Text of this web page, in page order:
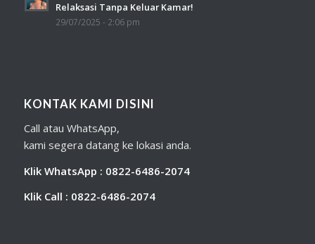
Relaksasi Tanpa Keluar Kamar!
29/07/2025 - 2:06 pm
KONTAK KAMI DISINI
Call atau WhatsApp,
kami segera datang ke lokasi anda.
Klik WhatsApp : 0822-6486-2074
Klik Call : 0822-6486-2074